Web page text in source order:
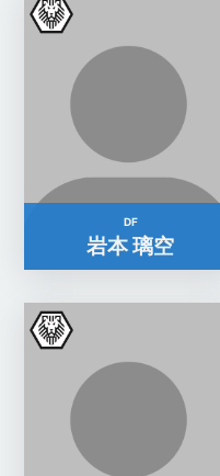
DF
岩本 璃空